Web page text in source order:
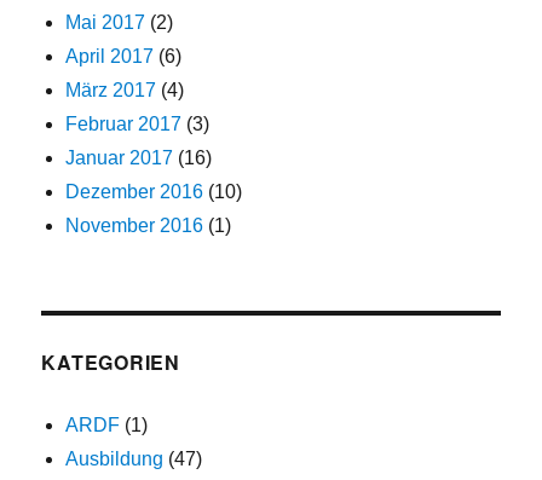
Mai 2017 (2)
April 2017 (6)
März 2017 (4)
Februar 2017 (3)
Januar 2017 (16)
Dezember 2016 (10)
November 2016 (1)
KATEGORIEN
ARDF (1)
Ausbildung (47)